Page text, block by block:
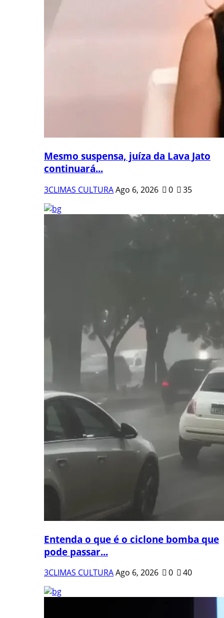
Mesmo suspensa, juíza da Lava Jato
continuará...
3CLIMAS CULTURAAgo 6, 2026 0 35
Entenda o que é o ciclone bomba que
pode passar...
3CLIMAS CULTURAAgo 6, 2026 0 40